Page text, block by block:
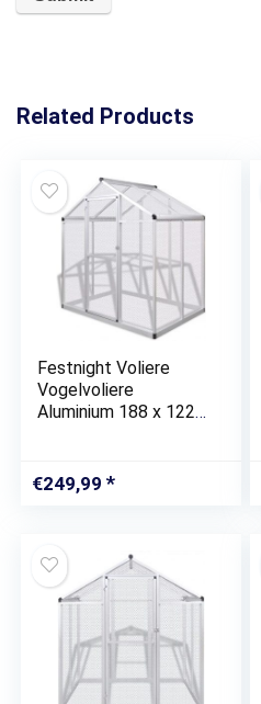
Related Products
Festnight Voliere
Vogelvoliere
Aluminium 188 x 122
€249,99